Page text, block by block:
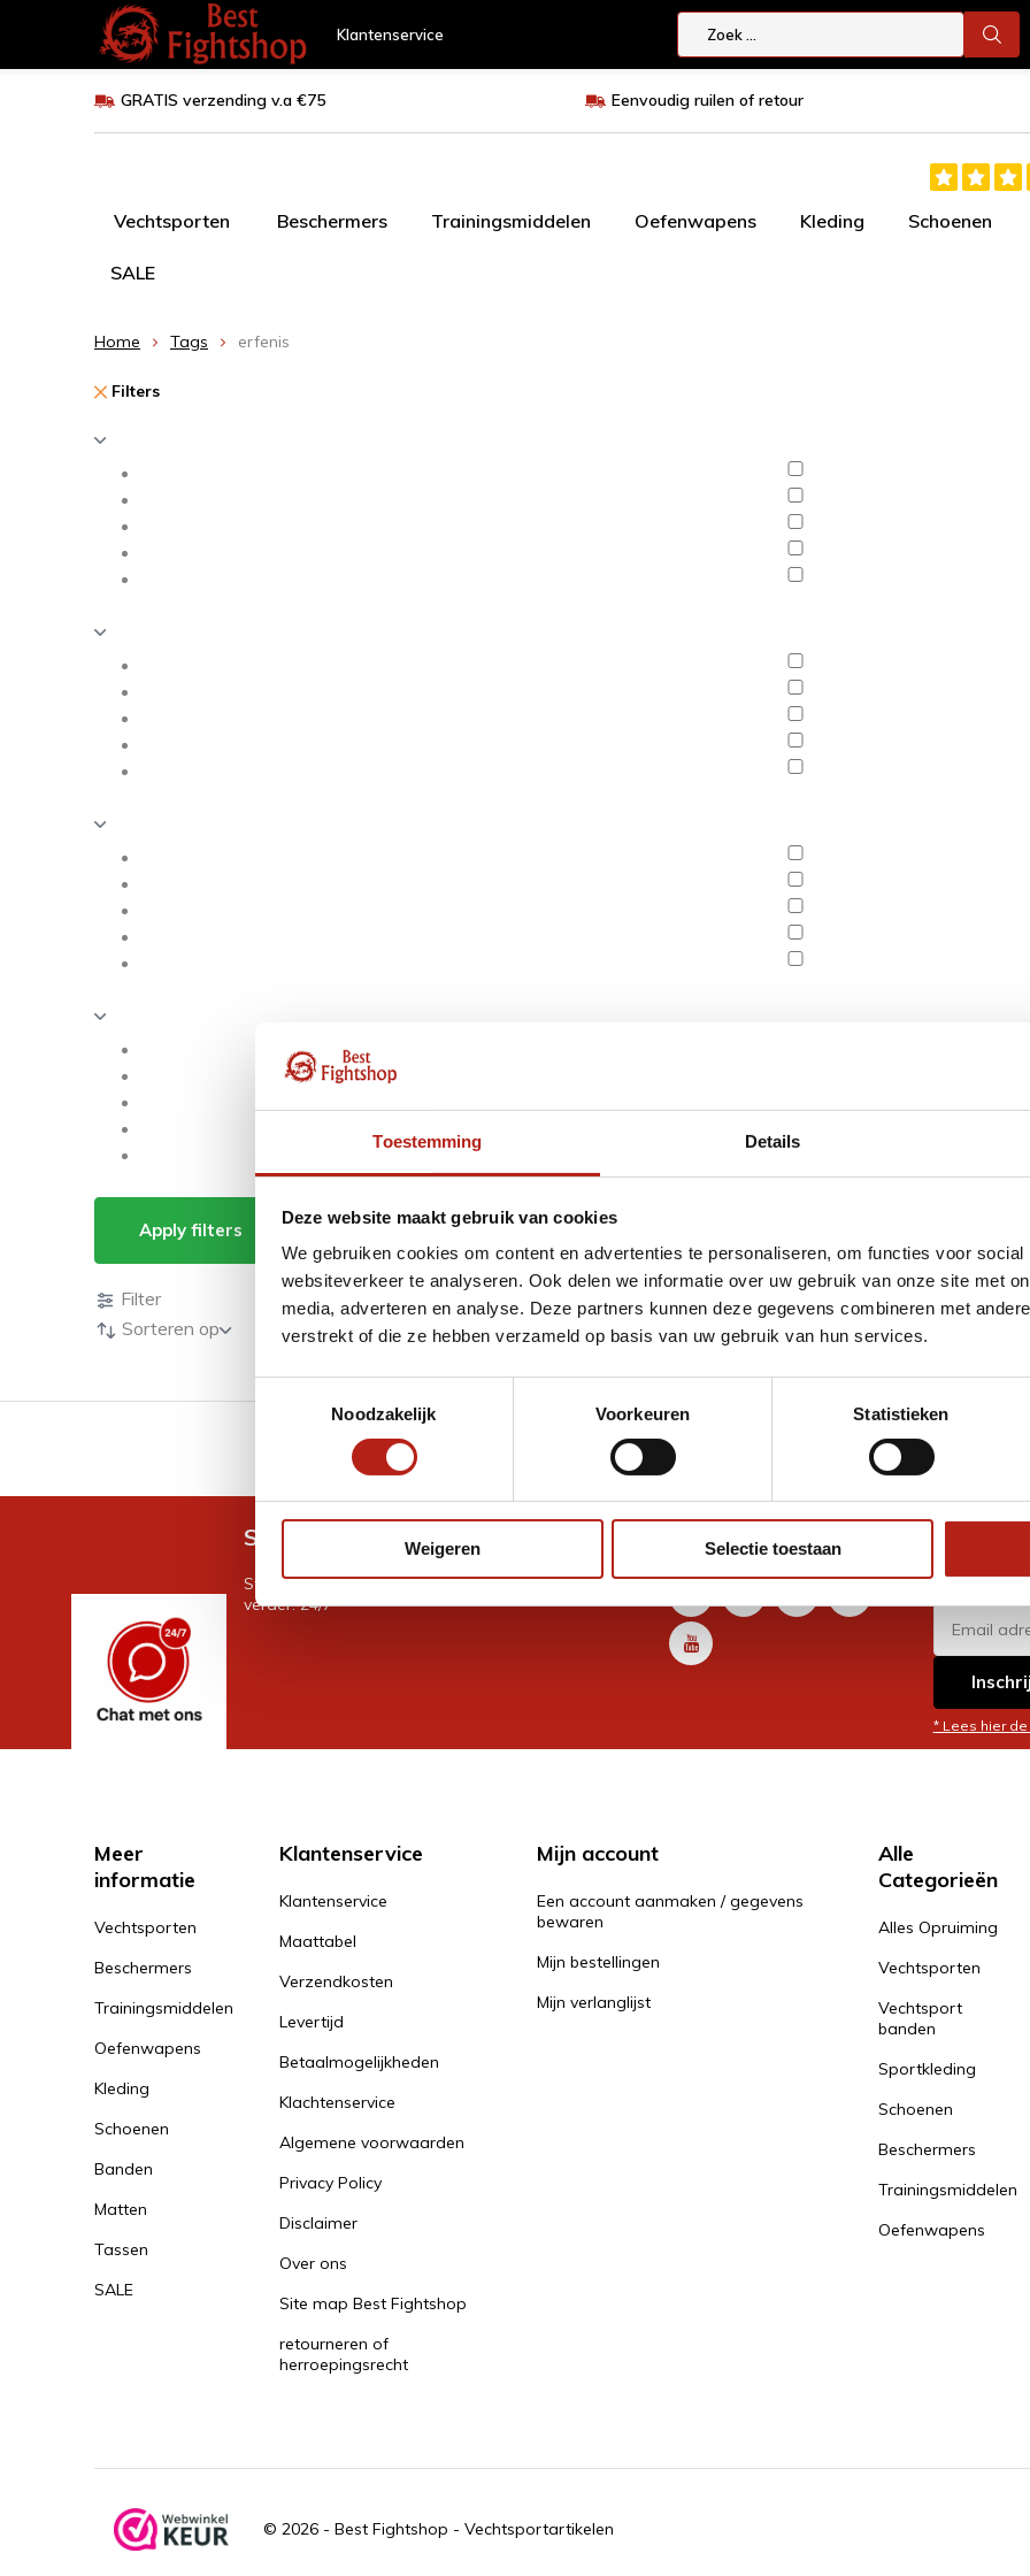
Toestemming Details
Deze website maakt gebruik van cookies
We gebruiken cookies om content en advertenties te personaliseren, om functies voor
websiteverkeer te analyseren. Ook delen we informatie over uw gebruik van onze site met
media, adverteren en analyse. Deze partners kunnen deze gegevens combineren met
verstrekt of die ze hebben verzameld op basis van uw gebruik van hun services.
Noodzakelijk
Voorkeuren Statistieken
Weigeren Selectie toestaan
Klantenservice
GRATIS verzending v.a €75 Eenvoudig ruilen of retour
Vechtsporten Beschermers Trainingsmiddelen Oefenwapens Kleding Schoenen
SALE
Home Tags erfenis
Filters
Apply filters Producten getagd met erfenis
Producten
Filter
Sorteren op
GRATIS verzending v.a €75 Eenvoudig ruilen of retour
Snel antwoord op je vraag?
Stel je vraag in de chat, en we helpen je graag
verder. 24/7
Volg ons
* Lees hier
Meer
informatie
Vechtsporten
Beschermers
Trainingsmiddelen
Oefenwapens
Kleding
Schoenen
Banden
Matten
Tassen
SALE
Klantenservice
Klantenservice
Maattabel
Verzendkosten
Levertijd
Betaalmogelijkheden
Klachtenservice
Algemene voorwaarden
Privacy Policy
Disclaimer
Over ons
Site map Best Fightshop
retourneren of
herroepingsrecht
Mijn account
Een account aanmaken / gegevens
bewaren
Mijn bestellingen
Mijn verlanglijst
Alle
Categorieën
Alles Opruiming
Vechtsporten
Vechtsport
banden
Sportkleding
Schoenen
Beschermers
Trainingsmiddelen
Oefenwapens
© 2026 - Best Fightshop - Vechtsportartikelen